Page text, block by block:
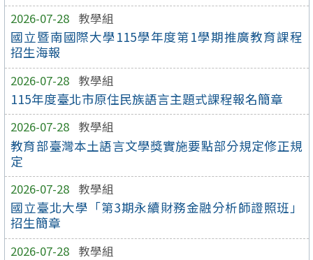
2026-07-28 教學組
國立暨南國際大學115學年度第1學期推廣教育課程
招生海報
2026-07-28 教學組
115年度臺北市原住民族語言主題式課程報名簡章
2026-07-28 教學組
教育部臺灣本土語言文學獎實施要點部分規定修正規
定
2026-07-28 教學組
國立臺北大學「第3期永續財務金融分析師證照班」
招生簡章
2026-07-28 教學組